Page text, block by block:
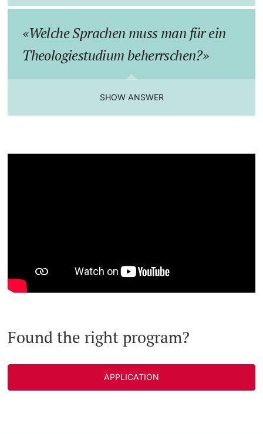
Welche Sprachen muss man für ein
Theologiestudium beherrschen?
SHOW ANSWER
Found the right program?
APPLICATION